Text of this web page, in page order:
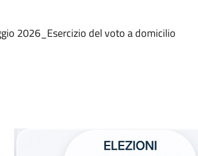
2026_Esercizio del voto a domicilio